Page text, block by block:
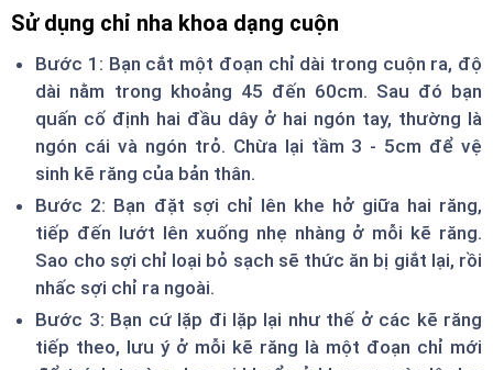
Sử dụng chỉ nha khoa dạng cuộn
Bước 1: Bạn cắt một đoạn chỉ dài trong cuộn ra, độ
dài nằm trong khoảng 45 đến 60cm. Sau đó bạn
quấn cố định hai đầu dây ở hai ngón tay, thường là
ngón cái và ngón trỏ. Chừa lại tầm 3 - 5cm để vệ
sinh kẽ răng của bản thân.
Bước 2: Bạn đặt sợi chỉ lên khe hở giữa hai răng,
tiếp đến lướt lên xuống nhẹ nhàng ở mỗi kẽ răng.
Sao cho sợi chỉ loại bỏ sạch sẽ thức ăn bị giắt lại, rồi
nhấc sợi chỉ ra ngoài.
Bước 3: Bạn cứ lặp đi lặp lại như thế ở các kẽ răng
tiếp theo, lưu ý ở mỗi kẽ răng là một đoạn chỉ mới